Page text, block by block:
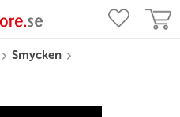
Smycken